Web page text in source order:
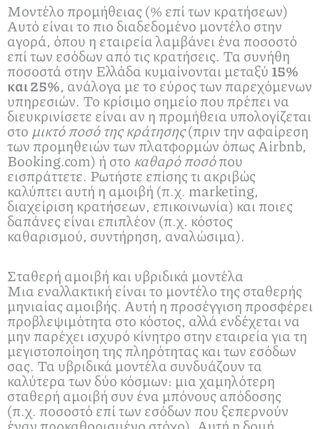
Μοντέλο προμήθειας (% επί των κρατήσεων)
Αυτό είναι το πιο διαδεδομένο μοντέλο στην
αγορά, όπου η εταιρεία λαμβάνει ένα ποσοστό
επί των εσόδων από τις κρατήσεις. Τα συνήθη
ποσοστά στην Ελλάδα κυμαίνονται μεταξύ15%
και 25%, ανάλογα με το εύρος των παρεχόμενων
υπηρεσιών. Το κρίσιμο σημείο που πρέπει να
διευκρινίσετε είναι αν η προμήθεια υπολογίζεται
στο μικτό ποσό της κράτησης(πριν την αφαίρεση
των προμηθειών των πλατφορμών όπως Airbnb,
Booking.com) ή στο καθαρό ποσόπου
εισπράττετε. Ρωτήστε επίσης τι ακριβώς
καλύπτει αυτή η αμοιβή (π.χ. marketing,
διαχείριση κρατήσεων, επικοινωνία) και ποιες
δαπάνες είναι επιπλέον (π.χ. κόστος
καθαρισμού, συντήρηση, αναλώσιμα).
Σταθερή αμοιβή και υβριδικά μοντέλα
Μια εναλλακτική είναι το μοντέλο της σταθερής
μηνιαίας αμοιβής. Αυτή η προσέγγιση προσφέρει
προβλεψιμότητα στο κόστος, αλλά ενδέχεται να
μην παρέχει ισχυρό κίνητρο στην εταιρεία για τη
μεγιστοποίηση της πληρότητας και των εσόδων
σας. Τα υβριδικά μοντέλα συνδυάζουν τα
καλύτερα των δύο κόσμων: μια χαμηλότερη
σταθερή αμοιβή συν ένα μπόνους απόδοσης
(π.χ. ποσοστό επί των εσόδων που ξεπερνούν